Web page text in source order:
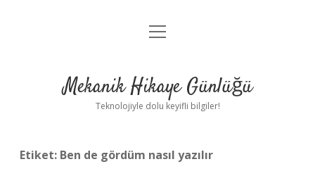
Anasayfa
Yasal Uyarı
menüyü
Mekanik Hikaye Günlüğü
Teknolojiyle dolu keyifli bilgiler!
Etiket: Ben de gördüm nasıl yazılır